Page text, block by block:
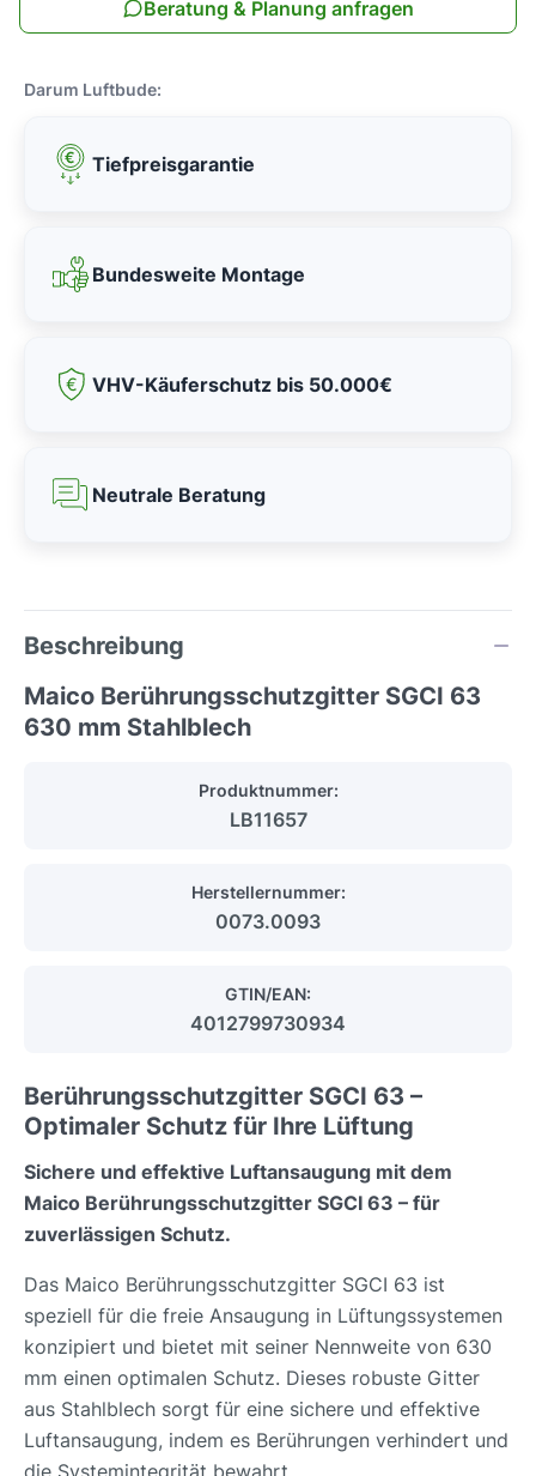
Beratung & Planung anfragen
Darum Luftbude:
Tiefpreisgarantie
Bundesweite Montage
VHV-Käuferschutz bis 50.000€
Neutrale Beratung
Beschreibung
Maico Berührungsschutzgitter SGCI 63
630 mm Stahlblech
Produktnummer:
LB11657
Herstellernummer:
0073.0093
GTIN/EAN:
4012799730934
Berührungsschutzgitter SGCI 63 –
Optimaler Schutz für Ihre Lüftung
Sichere und effektive Luftansaugung mit dem
Maico Berührungsschutzgitter SGCI 63 – für
zuverlässigen Schutz.
Das Maico Berührungsschutzgitter SGCI 63 ist
speziell für die freie Ansaugung in Lüftungssystemen
konzipiert und bietet mit seiner Nennweite von 630
mm einen optimalen Schutz. Dieses robuste Gitter
aus Stahlblech sorgt für eine sichere und effektive
Luftansaugung, indem es Berührungen verhindert und
die Systemintegrität bewahrt.